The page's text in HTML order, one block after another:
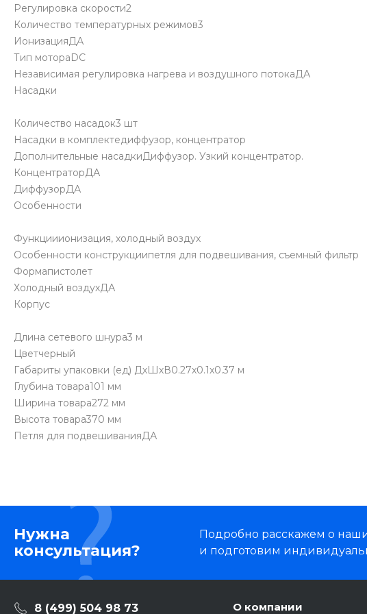
Регулировка скорости2
Количество температурных режимов3
ИонизацияДА
Тип мотораDC
Независимая регулировка нагрева и воздушного потокаДА
Насадки
Количество насадок3 шт
Насадки в комплектедиффузор, концентратор
Дополнительные насадкиДиффузор. Узкий концентратор.
КонцентраторДА
ДиффузорДА
Особенности
Функцииионизация, холодный воздух
Особенности конструкциипетля для подвешивания, съемный фильтр
Формапистолет
Холодный воздухДА
Корпус
Длина сетевого шнура3 м
Цветчерный
Габариты упаковки (ед) ДхШхВ0.27x0.1x0.37 м
Глубина товара101 мм
Ширина товара272 мм
Высота товара370 мм
Петля для подвешиванияДА
Нужна
консультация?
Подробно расскажем о
и подготовим
8 (499) 504 98 73 О компании